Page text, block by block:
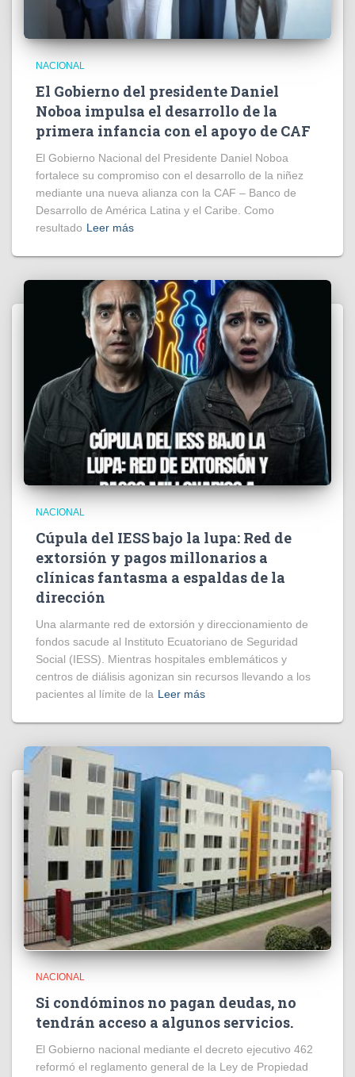
NACIONAL
El Gobierno del presidente Daniel
Noboa impulsa el desarrollo de la
primera infancia con el apoyo de CAF
El Gobierno Nacional del Presidente Daniel Noboa
fortalece su compromiso con el desarrollo de la niñez
mediante una nueva alianza con la CAF – Banco de
Desarrollo de América Latina y el Caribe. Como
resultado Leer más
NACIONAL
Cúpula del IESS bajo la lupa: Red de
extorsión y pagos millonarios a
clínicas fantasma a espaldas de la
dirección
​Una alarmante red de extorsión y direccionamiento de
fondos sacude al Instituto Ecuatoriano de Seguridad
Social (IESS). Mientras hospitales emblemáticos y
centros de diálisis agonizan sin recursos llevando a los
pacientes al límite de la Leer más
NACIONAL
Si condóminos no pagan deudas, no
tendrán acceso a algunos servicios.
El Gobierno nacional mediante el decreto ejecutivo 462
reformó el reglamento general de la Ley de Propiedad